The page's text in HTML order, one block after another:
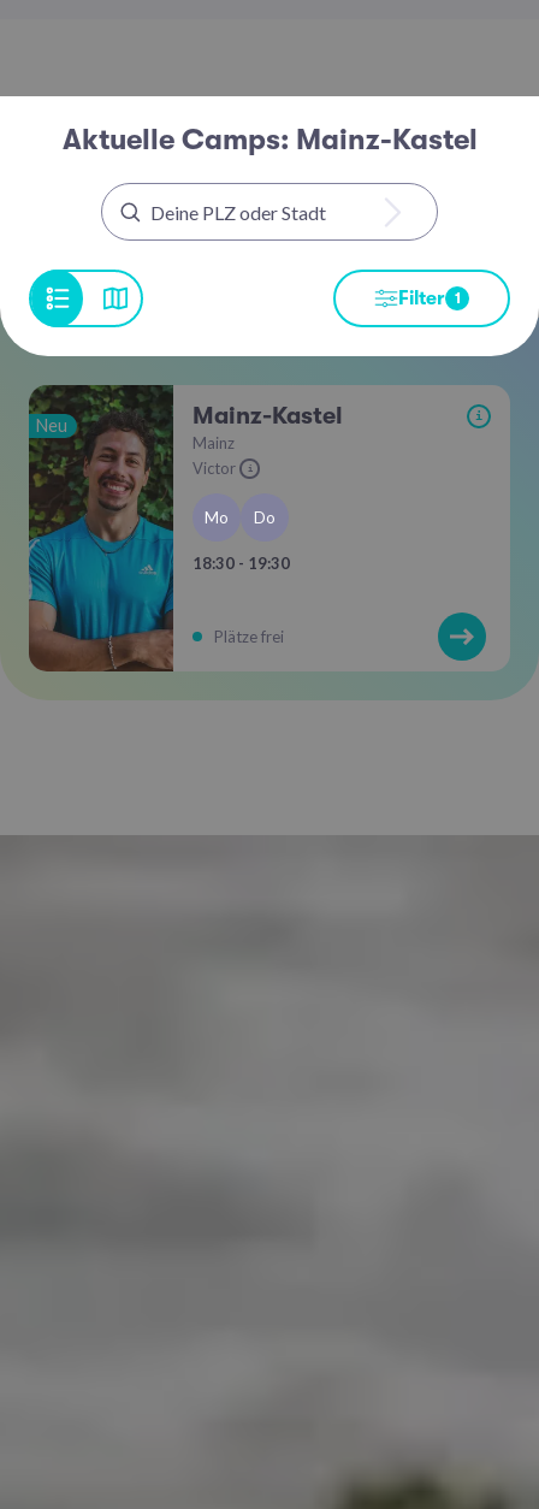
Aktuelle Camps: Mainz-Kastel
Filter 1
Neu Mainz-Kastel i
Mainz
Victor
i
Mo Do
18:30 - 19:30
Plätze frei